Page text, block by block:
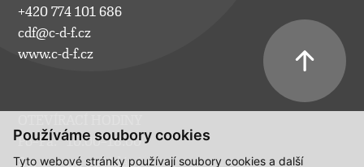
Používáme soubory cookies
Tyto webové stránky používají soubory cookies a další
+420 774 101 686
cdf@c-d-f.cz
www.c-d-f.cz
Po–Pá:
10.00–18.00
So:
na požádání